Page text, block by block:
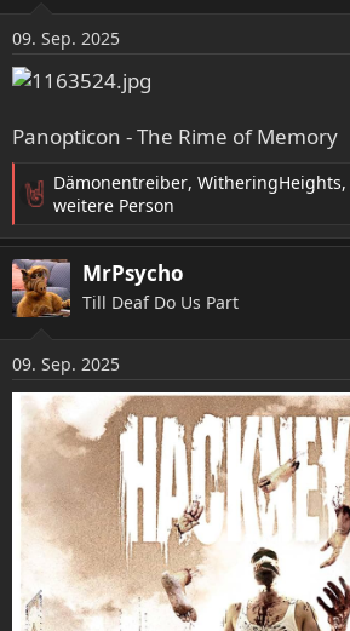
09. Sep. 2025
Panopticon - The Rime of Memory
R
a
k
t
i
o
n
e
n
:
Dämonentreiber, WitheringHeights,
weitere Person
MrPsycho
Till Deaf Do Us Part
09. Sep. 2025